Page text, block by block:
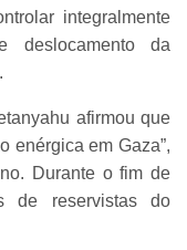
integralmente
deslocamento da
afirmou que
enérgica em Gaza”,
Durante o fim de
de reservistas do